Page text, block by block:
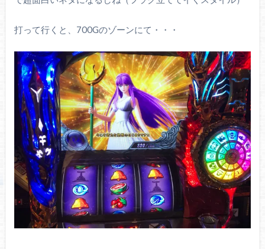
打って行くと、700Gのゾーンにて・・・